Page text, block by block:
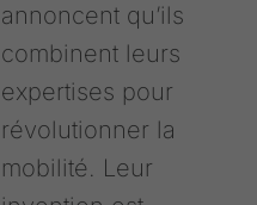
annoncent qu’ils
combinent leurs
expertises pour
révolutionner la
mobilité. Leur